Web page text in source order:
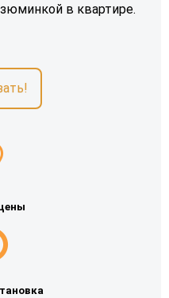
в квартире.